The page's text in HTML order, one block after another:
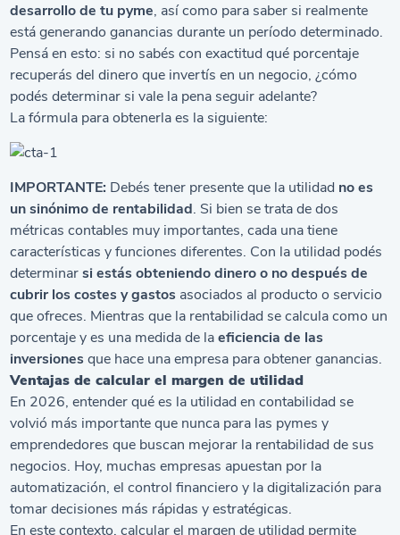
desarrollo de tu pyme, así como para saber si realmente
está generando ganancias durante un período determinado.
Pensá en esto: si no sabés con exactitud qué porcentaje
recuperás del dinero que invertís en un negocio, ¿cómo
podés determinar si vale la pena seguir adelante?
La fórmula para obtenerla es la siguiente:
IMPORTANTE: Debés tener presente que la utilidad no es
un sinónimo de rentabilidad. Si bien se trata de dos
métricas contables muy importantes, cada una tiene
características y funciones diferentes. Con la utilidad podés
determinarsi estás obteniendo dinero o no después de
cubrir los costes y gastos asociados al producto o servicio
que ofreces. Mientras que la rentabilidad se calcula como un
porcentaje y es una medida de laeficiencia de las
inversionesque hace una empresa para obtener ganancias.
Ventajas de calcular el margen de utilidad
En 2026, entender qué es la utilidad en contabilidad se
volvió más importante que nunca para las pymes y
emprendedores que buscan mejorar la rentabilidad de sus
negocios. Hoy, muchas empresas apuestan por la
automatización, el control financiero y la digitalización para
tomar decisiones más rápidas y estratégicas.
En este contexto, calcular el margen de utilidad permite